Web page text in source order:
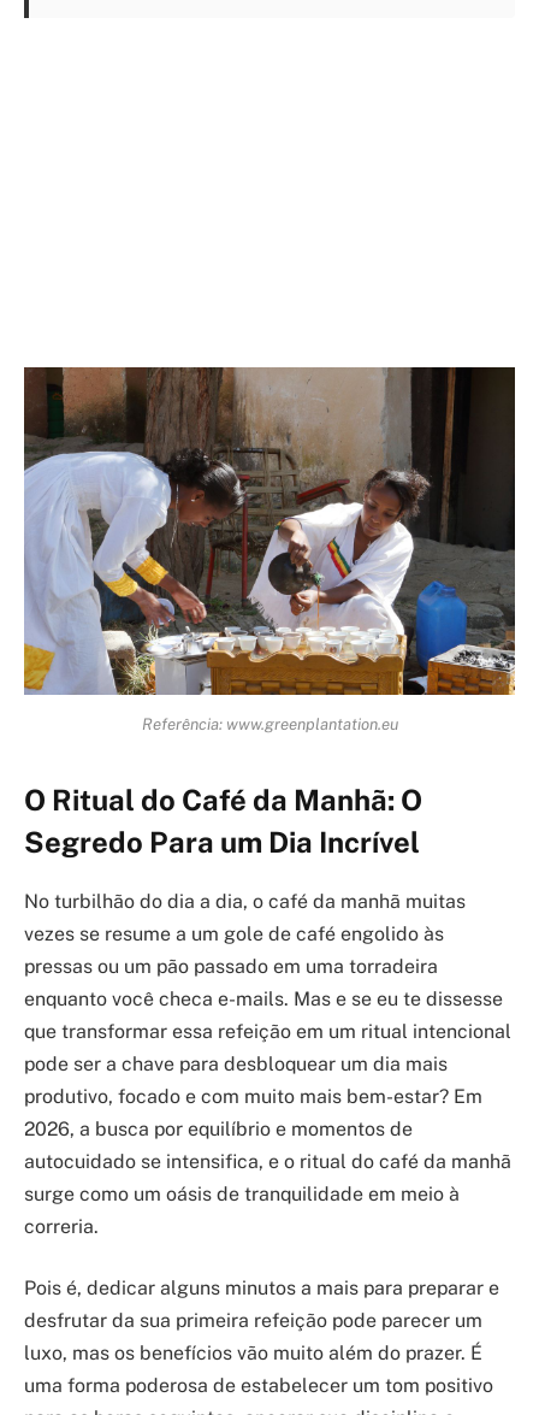
Referência: www.greenplantation.eu
O Ritual do Café da Manhã: O
Segredo Para um Dia Incrível
No turbilhão do dia a dia, o café da manhã muitas
vezes se resume a um gole de café engolido às
pressas ou um pão passado em uma torradeira
enquanto você checa e-mails. Mas e se eu te dissesse
que transformar essa refeição em um ritual intencional
pode ser a chave para desbloquear um dia mais
produtivo, focado e com muito mais bem-estar? Em
2026, a busca por equilíbrio e momentos de
autocuidado se intensifica, e o ritual do café da manhã
surge como um oásis de tranquilidade em meio à
correria.
Pois é, dedicar alguns minutos a mais para preparar e
desfrutar da sua primeira refeição pode parecer um
luxo, mas os benefícios vão muito além do prazer. É
uma forma poderosa de estabelecer um tom positivo